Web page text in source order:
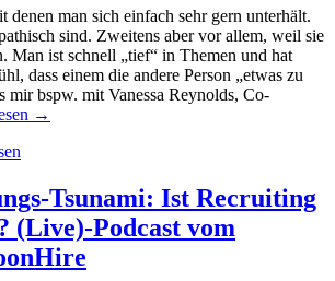
denen man sich einfach sehr gern unterhält.
sind. Zweitens aber vor allem, weil sie
Man ist schnell „tief“ in Themen und hat
dass einem die andere Person „etwas zu
mir bspw. mit Vanessa Reynolds, Co-
→
Tsunami: Ist Recruiting
(Live)-Podcast vom